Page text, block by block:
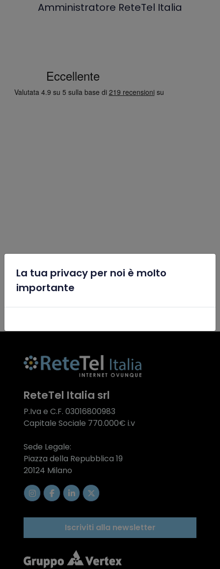
Amministratore ReteTel Italia
ReteTel Italia srl
P.Iva e C.F. 03016800983
Capitale Sociale 770.000€ i.v
Sede Legale:
Piazza della Repubblica 19
20124 Milano
Iscriviti alla newsletter
La tua privacy per noi è molto
importante